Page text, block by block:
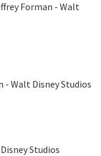
Forman - Walt
- Walt Disney Studios
Studios